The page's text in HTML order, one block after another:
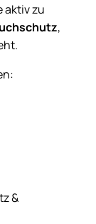
aktiv zu
,
&